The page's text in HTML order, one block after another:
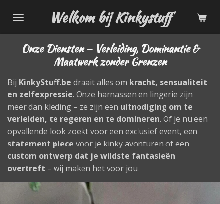
direct
naar
Welkom bij Kinkystuff
Onze Diensten – Verleiding, Dominantie &
Maatwerk zonder Grenzen
Bij KinkyStuff.be draait alles om kracht, sensualiteit
en zelfexpressie. Onze harnassen en lingerie zijn
meer dan kleding – ze zijn een uitnodiging om te
verleiden, te regeren en te domineren. Of je nu een
opvallende look zoekt voor een exclusief event, een
statement piece voor je kinky avonturen of een
custom ontwerp dat je wildste fantasieën
overtreft – wij maken het voor jou.